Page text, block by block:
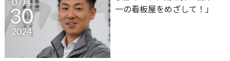
07月
30
2024
一の看板屋をめざして！」